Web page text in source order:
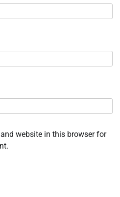
website in this browser for